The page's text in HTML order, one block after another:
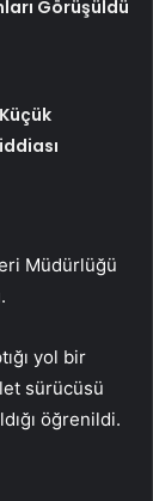
Görüşüldü
Müdürlüğü
yol bir
sürücüsü
öğrenildi.